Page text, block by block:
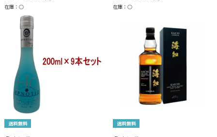
在庫：○
在庫：○